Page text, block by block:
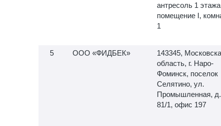
антресоль 1
помещение I,
1
ООО «ФИДБЕК»
143345,
область, г. Наро-
Фоминск, поселок
Селятино, ул.
Промышленная, д.
81/1, офис 197